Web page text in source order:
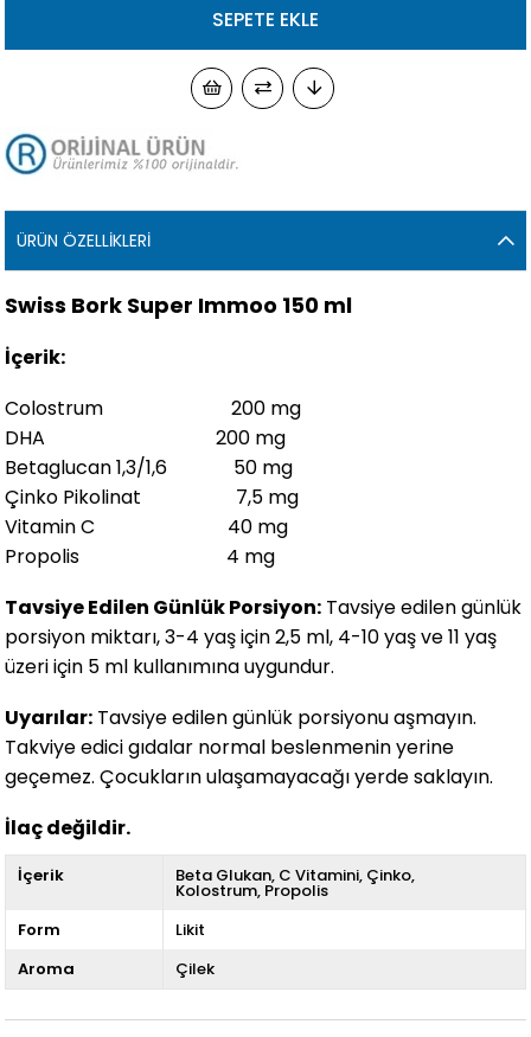
ÜRÜN ÖZELLIKLERI
Swiss Bork Super Immoo 150 ml
İçerik:
Colostrum 200 mg
DHA 200 mg
Betaglucan 1,3/1,6 50 mg
Çinko Pikolinat 7,5 mg
Vitamin C 40 mg
Propolis 4 mg
Tavsiye Edilen Günlük Porsiyon: Tavsiye edilen günlük
porsiyon miktarı, 3-4 yaş için 2,5 ml, 4-10 yaş ve 11 yaş
üzeri için 5 ml kullanımına uygundur.
Uyarılar: Tavsiye edilen günlük porsiyonu aşmayın.
Takviye edici gıdalar normal beslenmenin yerine
geçemez. Çocukların ulaşamayacağı yerde saklayın.
İlaç değildir.
İçerik Beta Glukan C Vitamini Çinko
Kolostrum Propolis
Form
Likit
Aroma
Çilek